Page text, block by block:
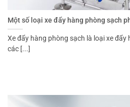
Một số loại xe đẩy hàng phòng sạch
Xe đẩy hàng phòng sạch là loại xe
các [...]